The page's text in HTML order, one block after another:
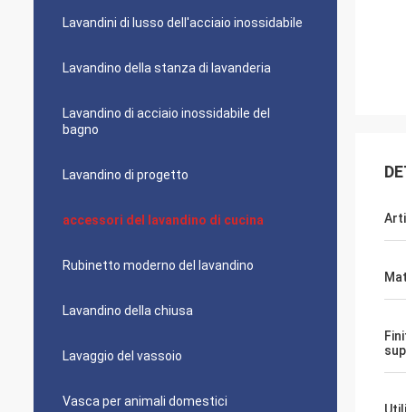
Lavandini di lusso dell'acciaio inossidabile
Lavandino della stanza di lavanderia
Lavandino di acciaio inossidabile del
bagno
Lavandino di progetto
accessori del lavandino di cucina
Rubinetto moderno del lavandino
Lavandino della chiusa
Lavaggio del vassoio
Vasca per animali domestici